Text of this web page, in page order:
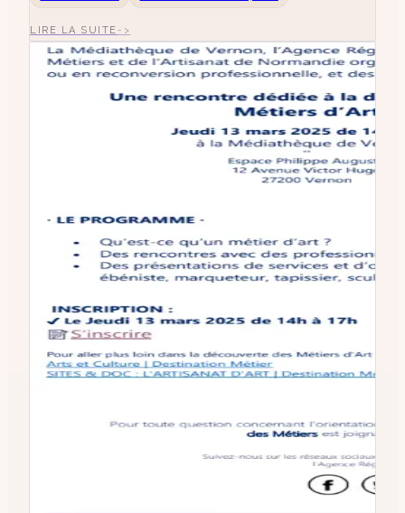
aventure où l’artisanat et la créativité s’entrem
LIRE LA SUITE